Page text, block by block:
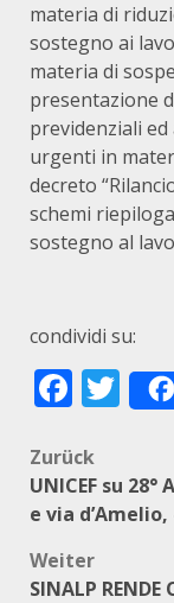
materia di
sostegno ai
materia di
presentazione
previdenziali
urgenti in
decreto
schemi
sostegno al
condividi su:
Zurück
UNICEF su
e via d’Amelio,
Weiter
SINALP